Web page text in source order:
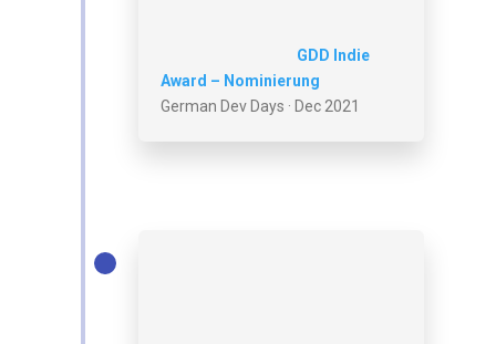
GDD Indie
Award – Nominierung
German Dev Days · Dec 2021